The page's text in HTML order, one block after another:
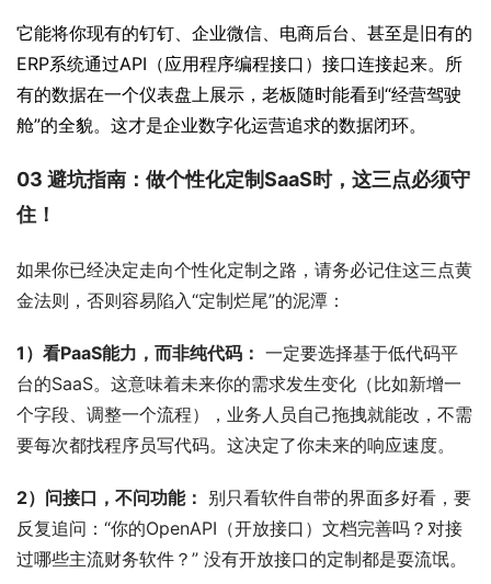
它能将你现有的钉钉、企业微信、电商后台、甚至是旧有的
ERP系统通过API（应用程序编程接口）接口连接起来。所
有的数据在一个仪表盘上展示，老板随时能看到“经营驾驶
舱”的全貌。这才是企业数字化运营追求的数据闭环。
03 避坑指南：做个性化定制SaaS时，这三点必须守
住！
如果你已经决定走向个性化定制之路，请务必记住这三点黄
金法则，否则容易陷入“定制烂尾”的泥潭：
1）看PaaS能力，而非纯代码： 一定要选择基于低代码平
台的SaaS。这意味着未来你的需求发生变化（比如新增一
个字段、调整一个流程），业务人员自己拖拽就能改，不需
要每次都找程序员写代码。这决定了你未来的响应速度。
2）问接口，不问功能： 别只看软件自带的界面多好看，要
反复追问：“你的OpenAPI（开放接口）文档完善吗？对接
过哪些主流财务软件？” 没有开放接口的定制都是耍流氓。